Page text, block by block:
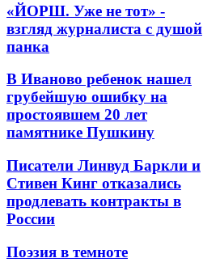
«ЙОРШ. Уже не тот» -
взгляд журналиста с душой
панка
В Иваново ребенок нашел
грубейшую ошибку на
простоявшем 20 лет
памятнике Пушкину
Писатели Линвуд Баркли и
Стивен Кинг отказались
продлевать контракты в
России
Поэзия в темноте